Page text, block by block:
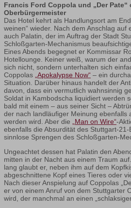
Francis Ford Coppola und „Der
Oberbürgermeister
Das Hotel kehrt als Handlungsort am
weinen“ wieder. Nach dem Anschlag
auch Palatin, der im Auftrag der Stadt
Schloßgarten-Mechanismus
Eines Abends begegnet er Kommissar
Hotellounge. Keiner weiß, warum der
sich nicht, sondern unterhalten sich
Coppolas „Apokalypse Now“ – ein
Situation. Darüber hinaus handelt der
davon, dass ein vermutlich wahnsinnig
Soldat in Kambodscha liquidiert werden
bald mit einem – aus seiner Sicht –
der nach landläufiger Meinung ebenfalls
werden wird. Aber die
„Man on Wire“-
ebenfalls die Absurdität des Stuttgart-
sinnlose Sprengen des Schloßgarten-
Ungeachtet dessen hat Palatin den
mitten in der Nacht aus einem Traum
lang glaubt er, neben ihm auf dem
abgeschnittene Kopf eines Tieres oder
Nach dieser Anspielung auf Coppolas
er von einem Anruf von dem Stuttgarter
wird, der manchmal an einen